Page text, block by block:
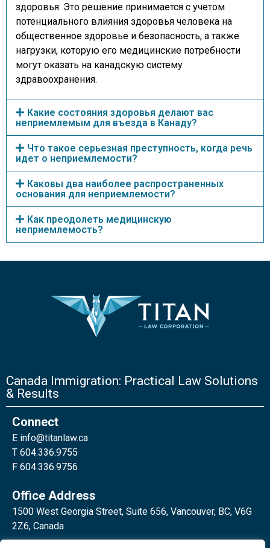
здоровья. Это решение принимается с учетом
потенциального влияния здоровья человека на
общественное здоровье и безопасность, а также
нагрузки, которую его медицинские потребности
могут оказать на канадскую систему
здравоохранения.
Какие состояния здоровья делают вас
неприемлемым для въезда в Канаду?
Что такое серьезная преступность, когда речь
идет о неприемлемости?
Каковы два наиболее распространенных
основания для неприемлемости?
Как преодолеть медицинскую
неприемлемость?
Canada Immigration: Practical Law Solutions
& Results
Connect
E info@titanlaw.ca
T 604.336.9755
F 604.336.9756
Office Address
1500 West Georgia Street, Suite 656, Vancouver, BC, V6G
2Z6, Canada